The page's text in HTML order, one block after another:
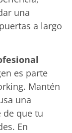
una
a largo
es parte
Mantén
una
de que tu
En